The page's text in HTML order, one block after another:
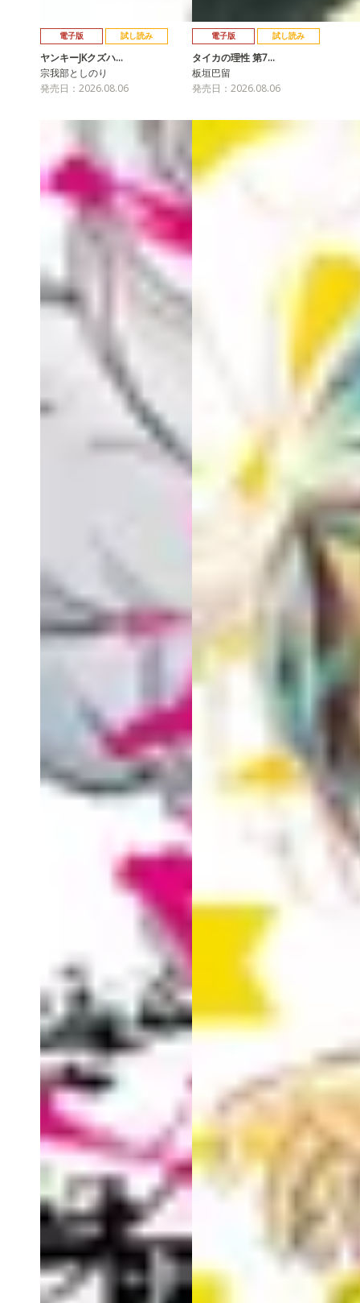
電子版 試し読み
ヤンキーJKクズハ…
宗我部としのり
発売日：2026.08.06
電子版 試し読み
タイカの理性 第7…
板垣巴留
発売日：2026.08.06